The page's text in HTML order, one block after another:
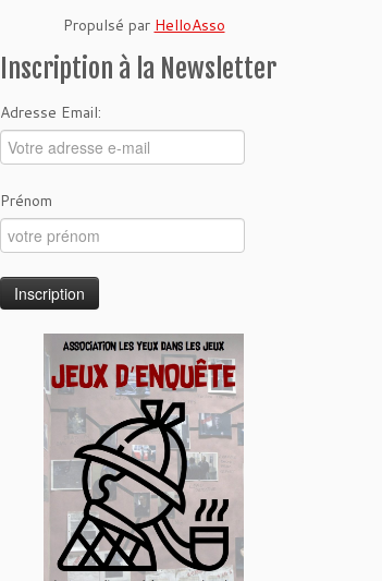
Propulsé par HelloAsso
Inscription à la Newsletter
Adresse Email:
Prénom